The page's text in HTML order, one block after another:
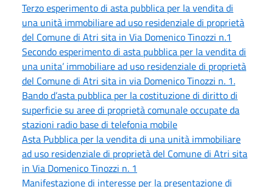
Terzo esperimento di asta pubblica per la vendita di
una unità immobiliare ad uso residenziale di proprietà
del Comune di Atri sita in Via Domenico Tinozzi n.1
Secondo esperimento di asta pubblica per la vendita di
una unita’ immobiliare ad uso residenziale di proprietà
del Comune di Atri sita in via Domenico Tinozzi n. 1.
Bando d’asta pubblica per la costituzione di diritto di
superficie su aree di proprietà comunale occupate da
stazioni radio base di telefonia mobile
Asta Pubblica per la vendita di una unità immobiliare
ad uso residenziale di proprietà del Comune di Atri sita
in Via Domenico Tinozzi n. 1
Manifestazione di interesse per la presentazione di